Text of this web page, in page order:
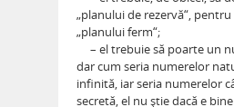
„planului de rezervă“,
„planului ferm“;
– el trebuie să poarte un
dar cum seria numerelor
infinită, iar seria numerelor
secretă, el nu ştie dacă e